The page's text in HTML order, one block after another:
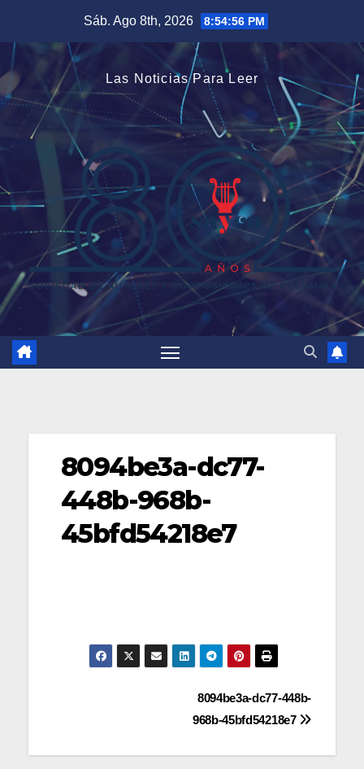
contenido
Sáb. Ago 8th, 2026 8:54:56 PM
Las Noticias Para Leer
8094be3a-dc77-
448b-968b-
45bfd54218e7
Navegación8094be3a-dc77-448b-
968b-45bfd54218e7